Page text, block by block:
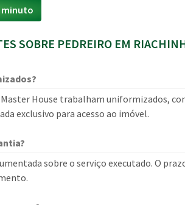
minuto
SOBRE PEDREIRO EM
House trabalham uniformizados,
exclusivo para acesso ao imóvel.
sobre o serviço executado. O